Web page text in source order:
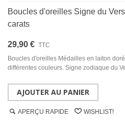
Boucles d'oreilles Signe du
carats
29,90 € TTC
Boucles d'oreilles Médailles en laiton
différentes couleurs. Signe zodiaque du
AJOUTER AU PANIER
APERÇU RAPIDE WISHLIST!